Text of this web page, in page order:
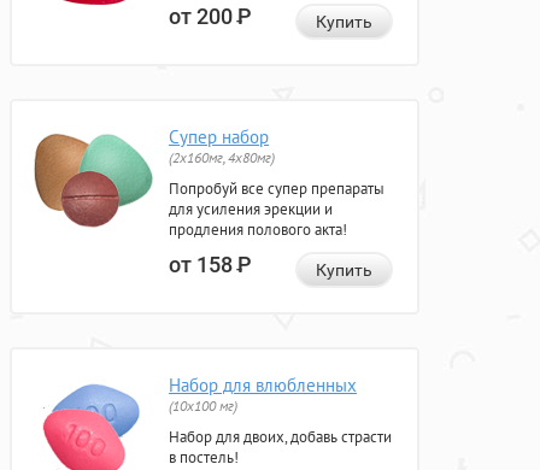
от 200Р Купить
Супер набор
(2х160мг, 4х80мг)
Попробуй все супер препараты
для усиления эрекции и
продления полового акта!
от 158Р Купить
Набор для влюбленных
(10х100 мг)
Набор для двоих, добавь страсти
в постель!